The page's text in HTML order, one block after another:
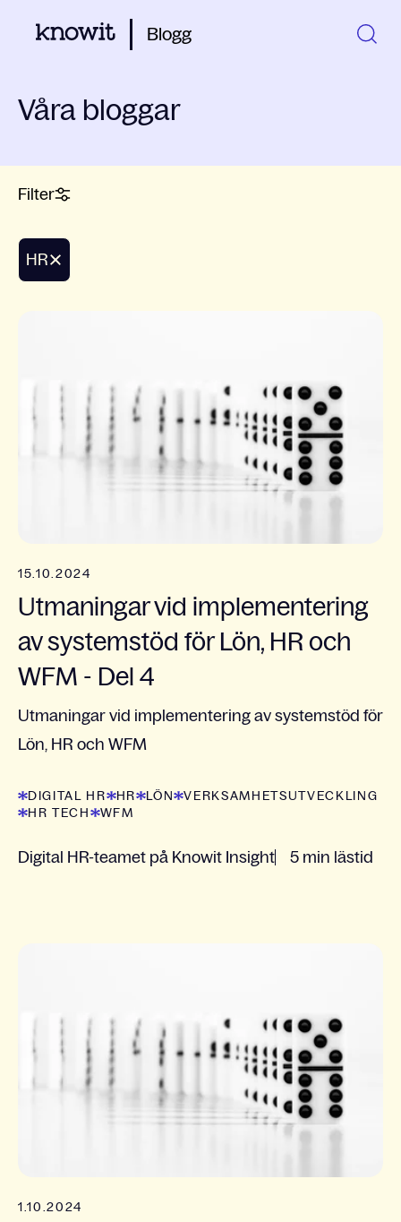
Blogg
Våra bloggar
Filter
HR
15.10.2024
Utmaningar vid implementering
av systemstöd för Lön, HR och
WFM - Del 4
Utmaningar vid implementering av systemstöd för
Lön, HR och WFM
DIGITAL HR HR LÖN
VERKSAMHETSUTVECKLING
HR TECH
WFM
Digital HR-teamet på Knowit Insight 5 min lästid
1.10.2024